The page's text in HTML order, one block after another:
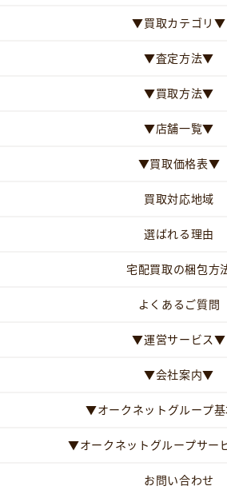
▼買取カテゴリ▼
▼査定方法▼
▼買取方法▼
▼店舗一覧▼
▼買取価格表▼
買取対応地域
選ばれる理由
宅配買取の梱包方
よくあるご質問
▼運営サービス▼
▼会社案内▼
▼オークネットグループ
▼オークネットグループサー
お問い合わせ